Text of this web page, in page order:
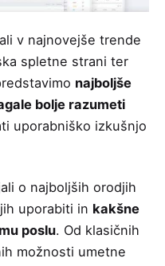
v najnovejše trende
spletne strani ter
najboljše
bolje razumeti
uporabniško izkušnjo
o najboljših orodjih
uporabiti in kakšne
poslu. Od klasičnih
možnosti umetne